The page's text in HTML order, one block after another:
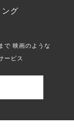
グ
で 映画のような
ービス